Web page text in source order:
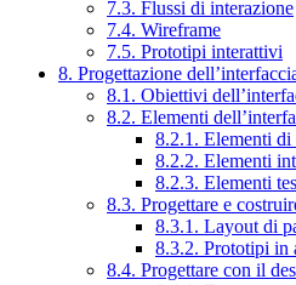
7.3. Flussi di interazione
7.4. Wireframe
7.5. Prototipi interattivi
8. Progettazione
8.1. Obiettivi
8.2. Elementi
8.2.1. Elementi di
8.2.2. Elementi
8.2.3. Elementi
8.3. Progettare e
8.3.1. Layout di
8.3.2. Prototipi in
8.4. Progettare con il